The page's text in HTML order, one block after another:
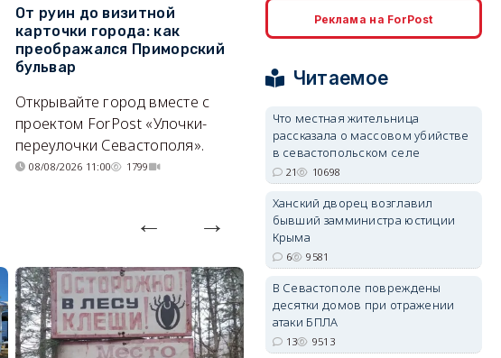
От руин до визитной
карточки города: как
преображался Приморский
бульвар
Открывайте город вместе с
проектом ForPost «Улочки-
переулочки Севастополя».
08/08/2026 11:00 1799
Севастополь стал лидером
ЮФО по падению
позитивным нюансом
совершенно по-разному.
07/08/2026 20:02
erid: 2SDnjcrDNw6
erid: 2SDnjdvhGXG
Реклама на ForPost
Читаемое
Что местная жительница
рассказала о массовом убийстве
в севастопольском селе
21 10698
Ханский дворец возглавил
бывший замминистра юстиции
Крыма
6 9581
В Севастополе повреждены
десятки домов при отражении
атаки БПЛА
13 9513